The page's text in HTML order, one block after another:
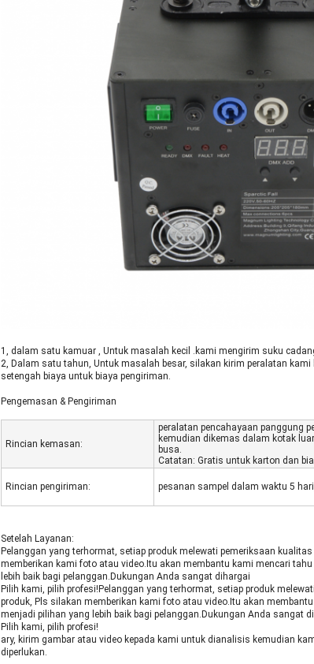
1, dalam satu kamuar , Untuk masalah kecil .kami mengirim suku
2, Dalam satu tahun, Untuk masalah besar, silakan kirim peralatan
setengah biaya untuk biaya pengiriman.
Pengemasan & Pengiriman
Rincian kemasan:
peralatan pencahayaan panggung
kemudian dikemas dalam kotak
busa.
Catatan: Gratis untuk karton dan
Rincian pengiriman: pesanan sampel dalam waktu 5
Setelah Layanan:
Pelanggan yang terhormat, setiap produk melewati pemeriksaan
memberikan kami foto atau video.Itu akan membantu kami mencari
lebih baik bagi pelanggan.Dukungan Anda sangat dihargai
Pilih kami, pilih profesi!Pelanggan yang terhormat, setiap produk
produk, Pls silakan memberikan kami foto atau video.Itu akan
menjadi pilihan yang lebih baik bagi pelanggan.Dukungan Anda sangat
Pilih kami, pilih profesi!
ary, kirim gambar atau video kepada kami untuk dianalisis kemudian
diperlukan.